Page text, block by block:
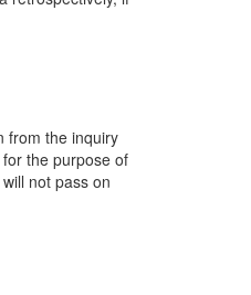
from the inquiry
the purpose of
not pass on